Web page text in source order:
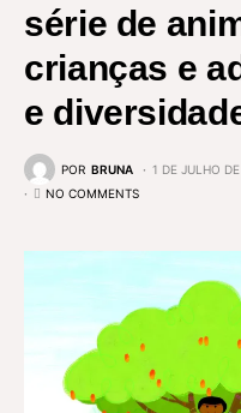
série de
crianças e
e
POR BRUNA 1 DE JULHO
NO COMMENTS